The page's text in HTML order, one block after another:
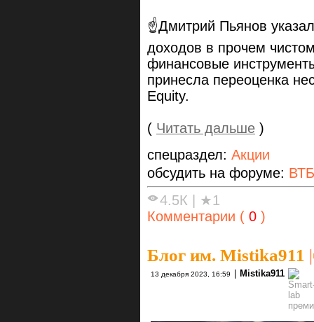
☝️Дмитрий Пьянов
доходов в прочем
финансовые
принесла переоценка
Equity.
( Читать дальше )
спецраздел: Акции
обсудить на форуме: ВТБ
4.5К
★1
Комментарии ( 0 )
Блог им. Mistika911 |
13 декабря 2023, 16:59 Mistika911